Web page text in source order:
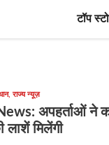
टॉप
,राज्य न्यूज़
अपहर्ताओं ने
लाशें मिलेंगी